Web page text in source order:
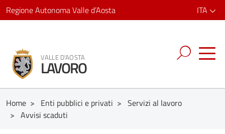
Regione Autonoma Valle d’Aosta ITA
VALLE D'AOSTA
LAVORO
Home > Enti pubblici e privati > Servizi al lavoro
> Avvisi scaduti